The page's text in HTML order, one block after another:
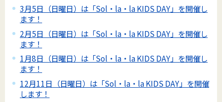
3月5日（日曜日）は「Sol・la・la KIDS DAY」を開催し
ます！
2月5日（日曜日）は「Sol・la・la KIDS DAY」を開催し
ます！
1月8日（日曜日）は「Sol・la・la KIDS DAY」を開催し
ます！
12月11日（日曜日）は「Sol・la・la KIDS DAY」を開催
します！